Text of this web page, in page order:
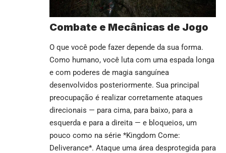
Combate e Mecânicas de Jogo
O que você pode fazer depende da sua forma.
Como humano, você luta com uma espada longa
e com poderes de magia sanguínea
desenvolvidos posteriormente. Sua principal
preocupação é realizar corretamente ataques
direcionais — para cima, para baixo, para a
esquerda e para a direita — e bloqueios, um
pouco como na série *Kingdom Come:
Deliverance*. Ataque uma área desprotegida para